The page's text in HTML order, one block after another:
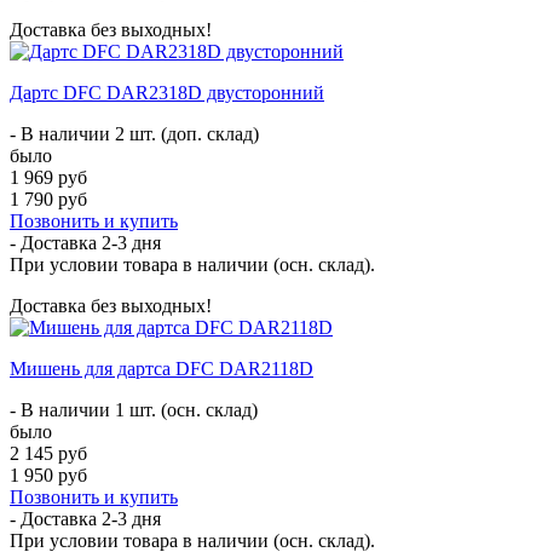
Доставка без выходных!
Дартс DFC DAR2318D двусторонний
- В наличии 2 шт. (доп. склад)
было
1 969 руб
1 790 руб
Позвонить и купить
- Доставка 2-3 дня
При условии товара в наличии (осн. склад).
Доставка без выходных!
Мишень для дартса DFC DAR2118D
- В наличии 1 шт. (осн. склад)
было
2 145 руб
1 950 руб
Позвонить и купить
- Доставка 2-3 дня
При условии товара в наличии (осн. склад).